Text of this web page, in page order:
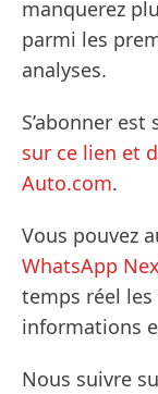
manquerez
parmi les
analyses.
S’abonner
sur ce lien et
Auto.com.
Vous pouvez
WhatsApp
temps réel
informations
Nous suivre